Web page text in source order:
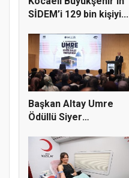
SİDEM’i 129 bin kişiyi...
Başkan Altay Umre
Ödüllü Siyer